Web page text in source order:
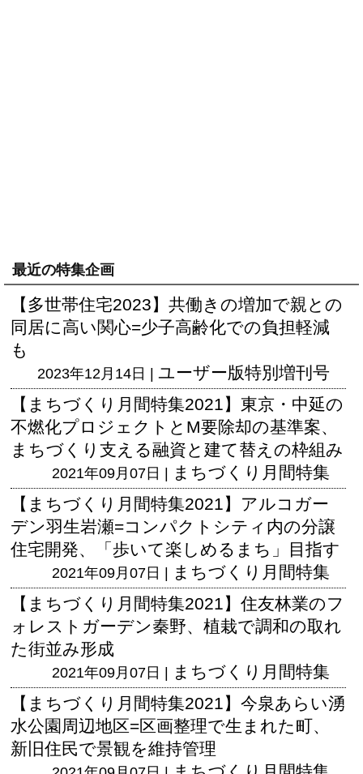
最近の特集企画
【多世帯住宅2023】共働きの増加で親との
同居に高い関心=少子高齢化での負担軽減
も
2023年12月14日 | ユーザー版特別増刊号
【まちづくり月間特集2021】東京・中延の
不燃化プロジェクトとM要除却の基準案、
まちづくり支える融資と建て替えの枠組み
2021年09月07日 | まちづくり月間特集
【まちづくり月間特集2021】アルコガー
デン羽生岩瀬=コンパクトシティ内の分譲
住宅開発、「歩いて楽しめるまち」目指す
2021年09月07日 | まちづくり月間特集
【まちづくり月間特集2021】住友林業のフ
ォレストガーデン秦野、植栽で調和の取れ
た街並み形成
2021年09月07日 | まちづくり月間特集
【まちづくり月間特集2021】今泉あらい湧
水公園周辺地区=区画整理で生まれた町、
新旧住民で景観を維持管理